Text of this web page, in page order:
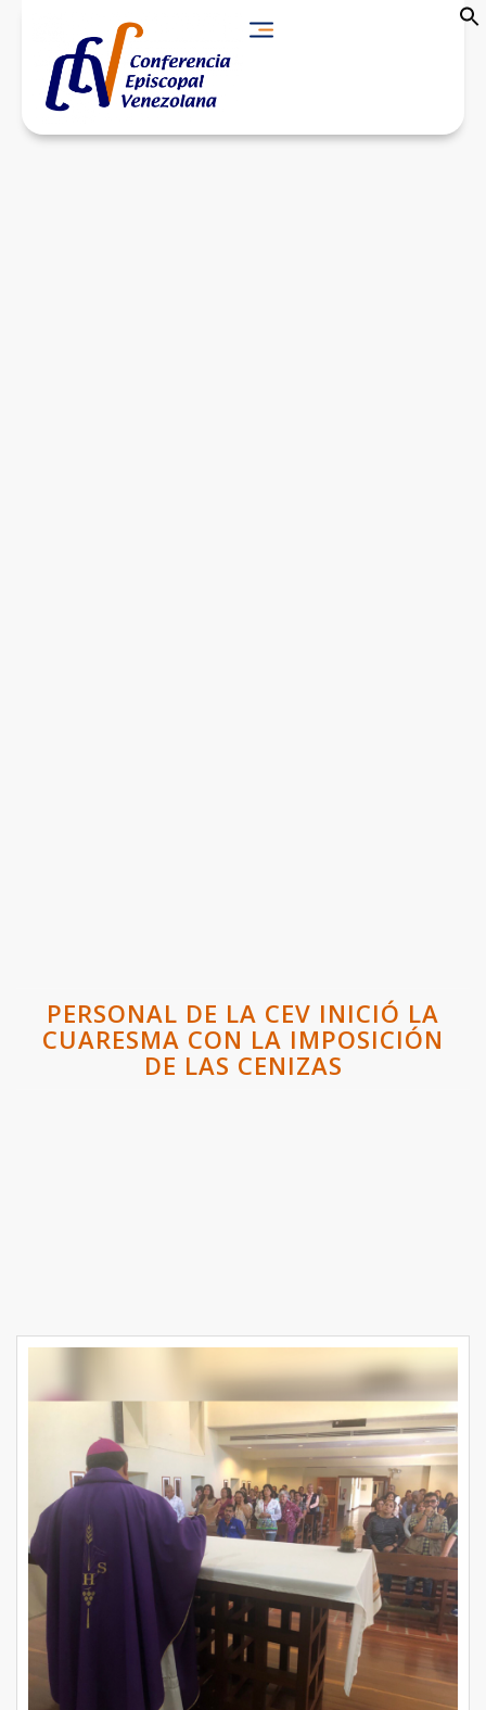
PERSONAL DE LA CEV INICIÓ LA
CUARESMA CON LA IMPOSICIÓN
DE LAS CENIZAS